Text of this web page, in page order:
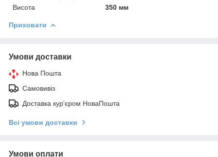
Висота
350 мм
Приховати
Умови доставки
Нова Пошта
Самовивіз
Доставка кур'єром НоваПошта
Всі умови доставки
Умови оплати